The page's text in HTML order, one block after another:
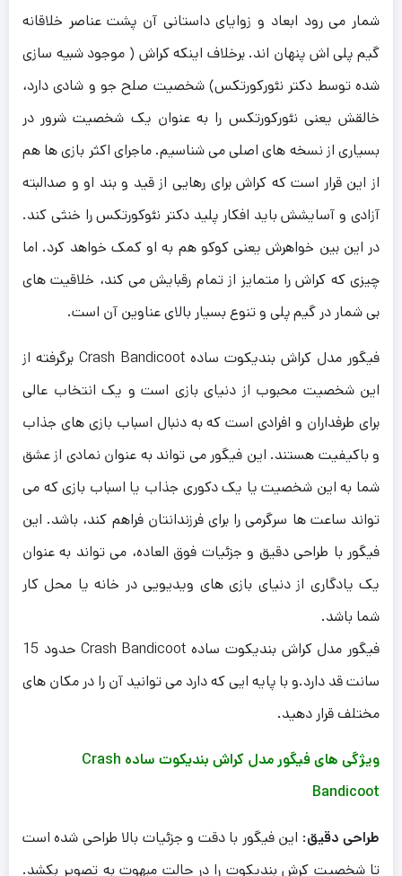
شمار می رود ابعاد و زوایای داستانی آن پشت عناصر خلاقانه
گیم پلی اش پنهان اند. برخلاف اینکه کراش ( موجود شبیه سازی
شده توسط دکتر نئورکورتکس) شخصیت صلح جو و شادی دارد،
خالقش یعنی نئورکورتکس را به عنوان یک شخصیت شرور در
بسیاری از نسخه های اصلی می شناسیم. ماجرای اکثر بازی ها هم
از این قرار است که کراش برای رهایی از قید و بند او و صدالبته
آزادی و آسایشش باید افکار پلید دکتر نئوکورتکس را خنثی کند.
در این بین خواهرش یعنی کوکو هم به او کمک خواهد کرد. اما
چیزی که کراش را متمایز از تمام رقبایش می کند، خلاقیت های
بی شمار در گیم پلی و تنوع بسیار بالای عناوین آن است.
فیگور مدل کراش بندیکوت ساده Crash Bandicoot برگرفته از
این شخصیت محبوب از دنیای بازی است و یک انتخاب عالی
برای طرفداران و افرادی است که به دنبال اسباب بازی های جذاب
و باکیفیت هستند. این فیگور می تواند به عنوان نمادی از عشق
شما به این شخصیت یا یک دکوری جذاب یا اسباب بازی که می
تواند ساعت ها سرگرمی را برای فرزندانتان فراهم کند، باشد. این
فیگور با طراحی دقیق و جزئیات فوق العاده، می تواند به عنوان
یک یادگاری از دنیای بازی های ویدیویی در خانه یا محل کار
شما باشد.
فیگور مدل کراش بندیکوت ساده Crash Bandicoot حدود 15
سانت قد دارد.و با پایه ایی که دارد می توانید آن را در مکان های
مختلف قرار دهید.
ویژگی های فیگور مدل کراش بندیکوت ساده Crash
Bandicoot
طراحی دقیق: این فیگور با دقت و جزئیات بالا طراحی شده است
تا شخصیت کرش بندیکوت را در حالت مبهوت به تصویر بکشد.